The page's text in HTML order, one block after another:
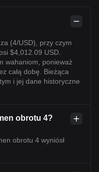
(4/USD), przy czym
$4,012.09 USD.
wahaniom, ponieważ
całą dobę. Bieżąca
i jej dane historyczne
obrotu 4?
obrotu 4 wyniósł